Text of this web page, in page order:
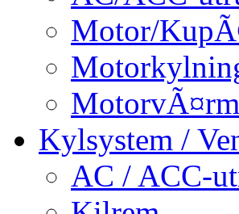
Motor/
Kylsystem /
AC / ACC-